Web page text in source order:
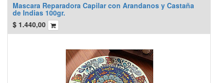
Mascara Reparadora Capilar con Arandanos y Castaña
de Indias 100gr.
$ 1.440,00